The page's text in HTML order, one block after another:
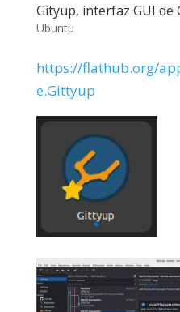
Gityup, interfaz GUI
Ubuntu
https://flathub.org/
e.Gittyup